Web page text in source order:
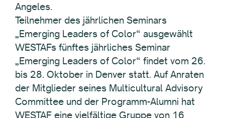
Angeles.
Teilnehmer des jährlichen Seminars
„Emerging Leaders of Color“ ausgewählt
WESTAFs fünftes jährliches Seminar
„Emerging Leaders of Color“ findet vom 26.
bis 28. Oktober in Denver statt. Auf Anraten
der Mitglieder seines Multicultural Advisory
Committee und der Programm-Alumni hat
WESTAF eine vielfältige Gruppe von 16